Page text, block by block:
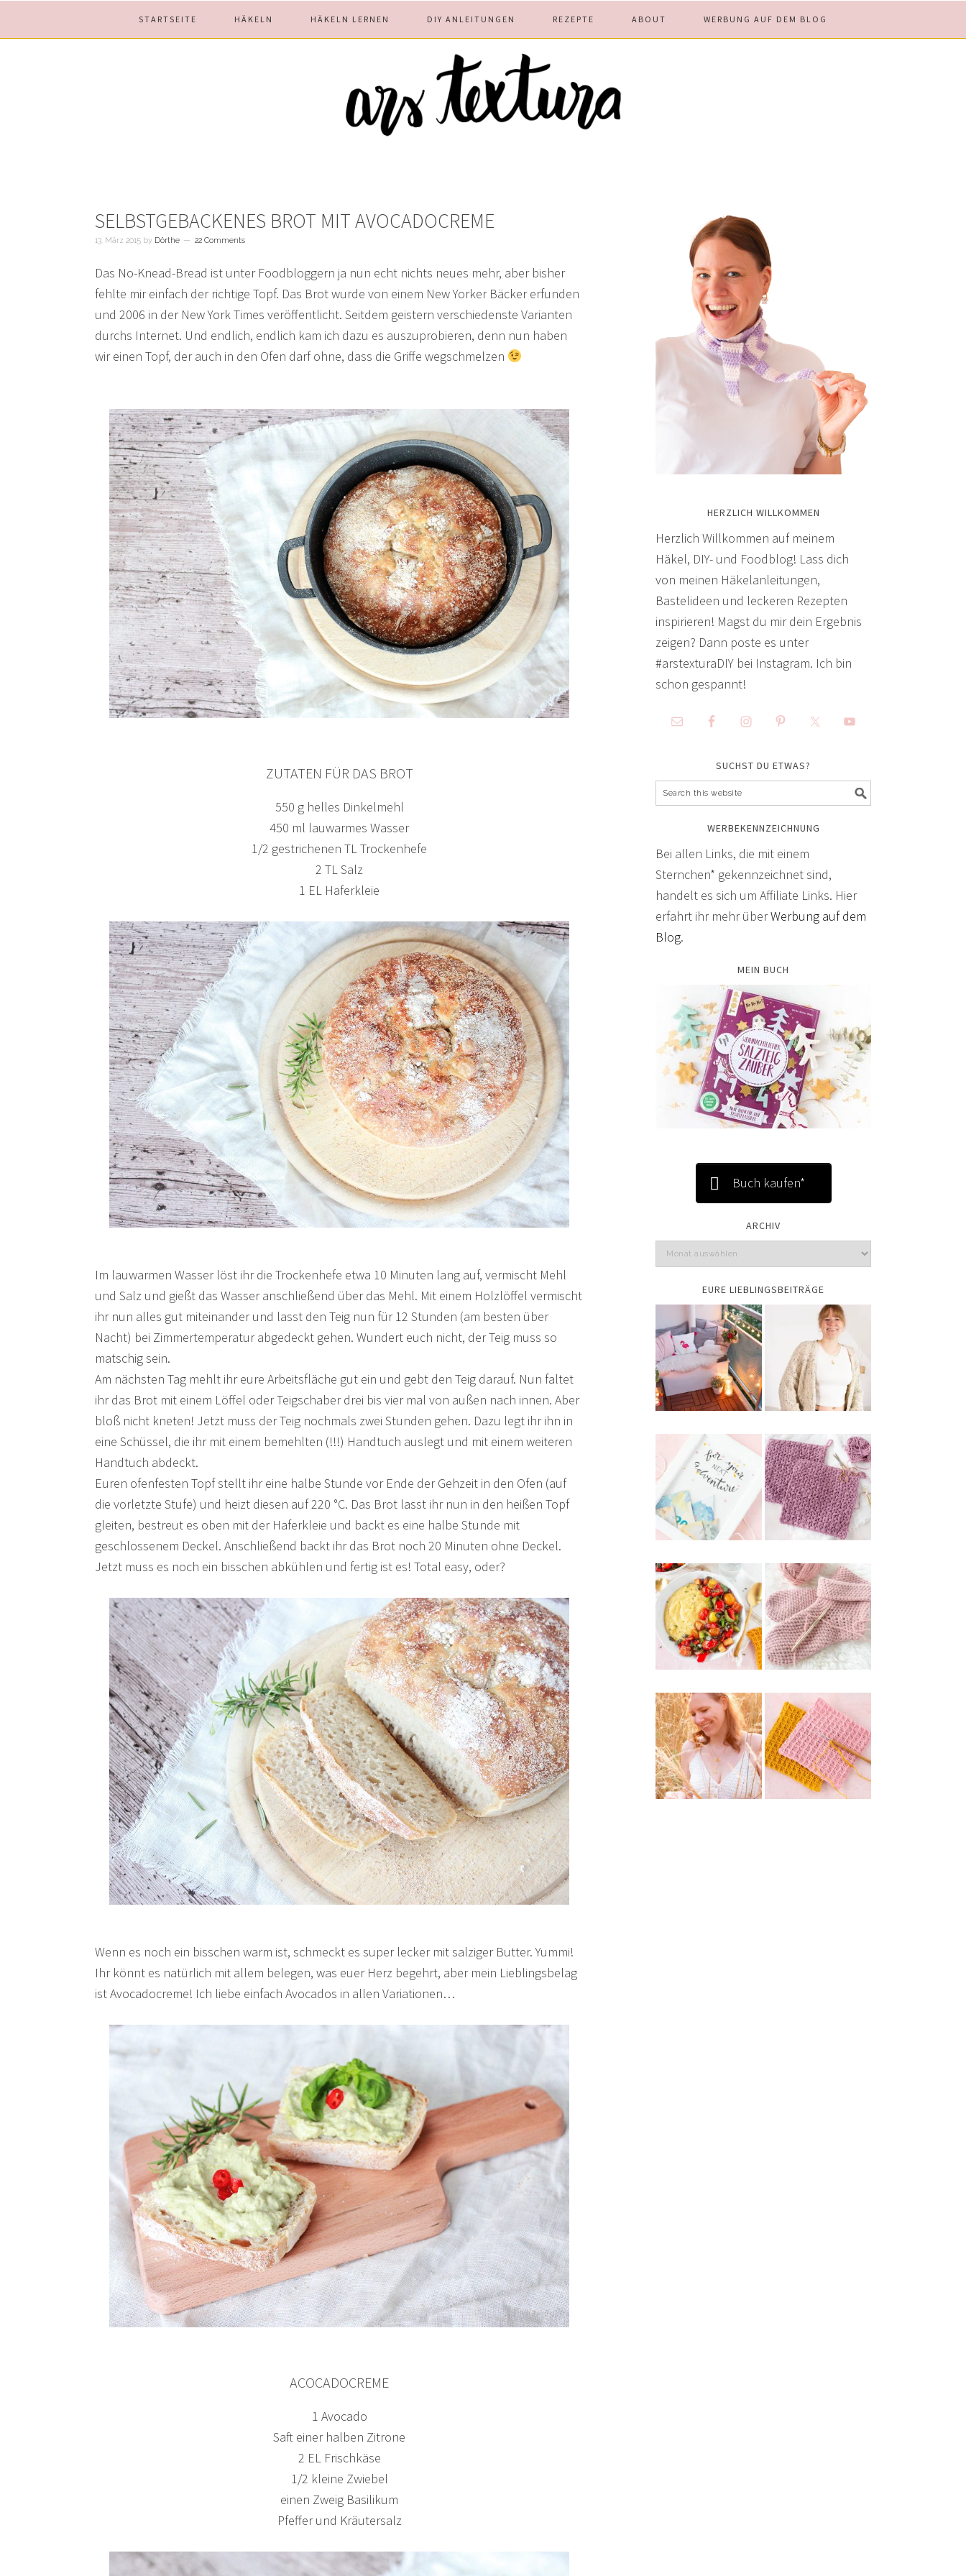
STARTSEITE HÄKELN HÄKELN LERNEN DIY ANLEITUNGEN REZEPTE ABOUT WERBUNG AUF DEM BLOG
SELBSTGEBACKENES BROT MIT AVOCADOCREME
13. März 2015 by Dörthe 22 Comments
Das No-Knead-Bread ist unter Foodbloggern ja nun echt nichts neues mehr, aber bisher
fehlte mir einfach der richtige Topf. Das Brot wurde von einem New Yorker Bäcker erfunden
und 2006 in der New York Times veröffentlicht. Seitdem geistern verschiedenste Varianten
durchs Internet. Und endlich, endlich kam ich dazu es auszuprobieren, denn nun haben
wir einen Topf, der auch in den Ofen darf ohne, dass die Griffe wegschmelzen
ZUTATEN FÜR DAS BROT
550 g helles Dinkelmehl
450 ml lauwarmes Wasser
1/2 gestrichenen TL Trockenhefe
2 TL Salz
1 EL Haferkleie
Im lauwarmen Wasser löst ihr die Trockenhefe etwa 10 Minuten lang auf, vermischt Mehl
und Salz und gießt das Wasser anschließend über das Mehl. Mit einem Holzlöffel vermischt
ihr nun alles gut miteinander und lasst den Teig nun für 12 Stunden (am besten über
Nacht) bei Zimmertemperatur abgedeckt gehen. Wundert euch nicht, der Teig muss so
matschig sein.
Am nächsten Tag mehlt ihr eure Arbeitsfläche gut ein und gebt den Teig darauf. Nun faltet
ihr das Brot mit einem Löffel oder Teigschaber drei bis vier mal von außen nach innen. Aber
bloß nicht kneten! Jetzt muss der Teig nochmals zwei Stunden gehen. Dazu legt ihr ihn in
eine Schüssel, die ihr mit einem bemehlten (!!!) Handtuch auslegt und mit einem weiteren
Handtuch abdeckt.
Euren ofenfesten Topf stellt ihr eine halbe Stunde vor Ende der Gehzeit in den Ofen (auf
die vorletzte Stufe) und heizt diesen auf 220 °C. Das Brot lasst ihr nun in den heißen Topf
gleiten, bestreut es oben mit der Haferkleie und backt es eine halbe Stunde mit
geschlossenem Deckel. Anschließend backt ihr das Brot noch 20 Minuten ohne Deckel.
Jetzt muss es noch ein bisschen abkühlen und fertig ist es! Total easy, oder?
Wenn es noch ein bisschen warm ist, schmeckt es super lecker mit salziger Butter. Yummi!
Ihr könnt es natürlich mit allem belegen, was euer Herz begehrt, aber mein Lieblingsbelag
ist Avocadocreme! Ich liebe einfach Avocados in allen Variationen…
ACOCADOCREME
1 Avocado
Saft einer halben Zitrone
2 EL Frischkäse
1/2 kleine Zwiebel
einen Zweig Basilikum
Pfeffer und Kräutersalz
HERZLICH WILLKOMMEN
Herzlich Willkommen auf meinem
Häkel, DIY- und Foodblog! Lass dich
von meinen Häkelanleitungen,
Bastelideen und leckeren Rezepten
inspirieren! Magst du mir dein Ergebnis
zeigen? Dann poste es unter
#arstexturaDIY bei Instagram. Ich bin
schon gespannt!
SUCHST DU ETWAS?
WERBEKENNZEICHNUNG
Bei allen Links, die mit einem
Sternchen* gekennzeichnet sind,
handelt es sich um Affiliate Links. Hier
erfahrt ihr mehr überWerbung auf dem
Blog.
MEIN BUCH
Buch kaufen*
ARCHIV
EURE LIEBLINGSBEITRÄGE